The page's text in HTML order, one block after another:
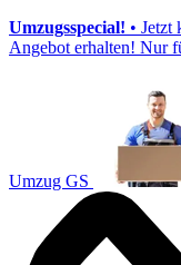
Umzugsspecial! • Jetzt
Angebot erhalten! Nur
Umzug GS